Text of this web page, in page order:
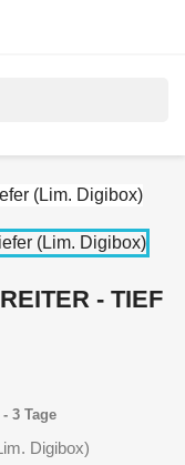
- TIEF
3 Tage
Digibox)